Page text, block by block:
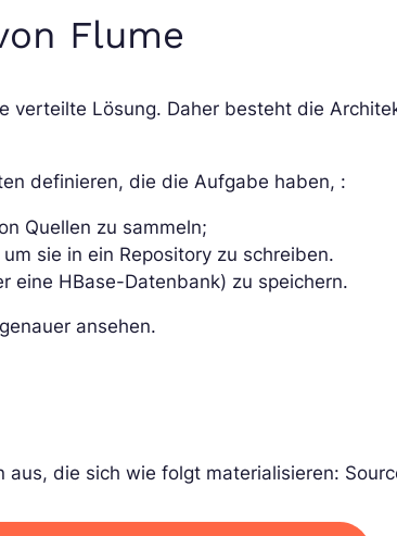
Flume
verteilte Lösung. Daher besteht die
definieren, die die Aufgabe haben, :
Quellen zu sammeln;
sie in ein Repository zu schreiben.
eine HBase-Datenbank) zu speichern.
ansehen.
die sich wie folgt materialisieren: